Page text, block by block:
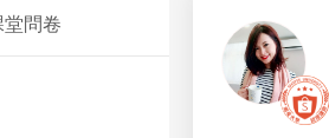
堂問卷